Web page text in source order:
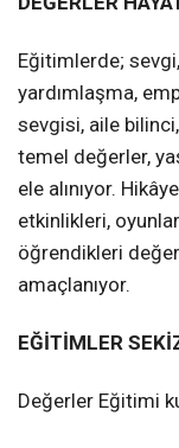
Eğitimlerde;
yardımlaşma,
sevgisi, aile
temel değerler,
ele alınıyor.
etkinlikleri,
öğrendikleri
amaçlanıyor.
EĞİTİMLER
Değerler Eğitimi